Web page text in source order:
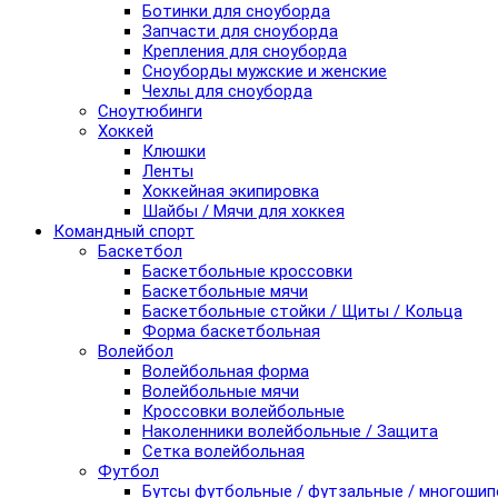
Ботинки для сноуборда
Запчасти для сноуборда
Крепления для сноуборда
Сноуборды мужские и женские
Чехлы для сноуборда
Сноутюбинги
Хоккей
Клюшки
Ленты
Хоккейная экипировка
Шайбы / Мячи для хоккея
Командный спорт
Баскетбол
Баскетбольные кроссовки
Баскетбольные мячи
Баскетбольные стойки / Щиты / Кольца
Форма баскетбольная
Волейбол
Волейбольная форма
Волейбольные мячи
Кроссовки волейбольные
Наколенники волейбольные / Защита
Сетка волейбольная
Футбол
Бутсы футбольные / футзальные /